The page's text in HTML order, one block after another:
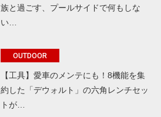
族と過ごす、プールサイドで何もしな
い…
OUTDOOR
【工具】愛車のメンテにも！8機能を集
約した「デウォルト」の六角レンチセッ
トが…